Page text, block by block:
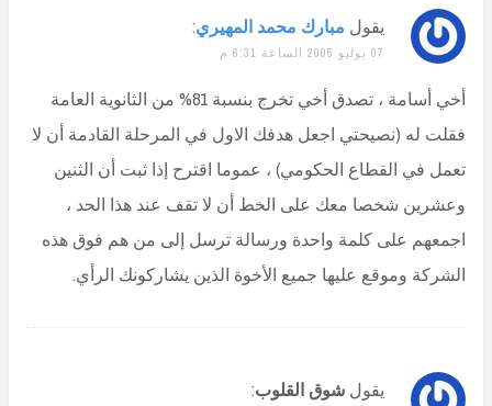
يقول مبارك محمد المهيري:
07 يوليو 2005 الساعة 6:31 م
أخي أسامة ، تصدق أخي تخرج بنسبة 81% من الثانوية العامة
فقلت له (نصيحتي اجعل هدفك الاول في المرحلة القادمة أن لا
تعمل في القطاع الحكومي) ، عموما اقترح إذا ثبت أن الثنين
وعشرين شخصا معك على الخط أن لا تقف عند هذا الحد ،
اجمعهم على كلمة واحدة ورسالة ترسل إلى من هم فوق هذه
الشركة وموقع عليها جميع الأخوة الذين يشاركونك الرأي.
يقول شوق القلوب: